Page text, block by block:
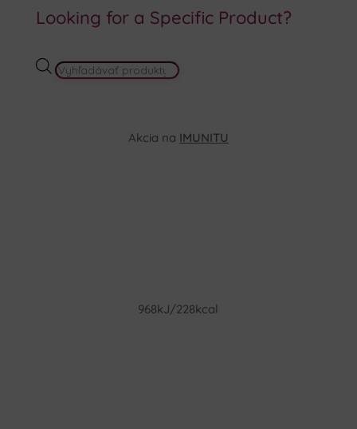
Looking for a Specific Product?
PRODUCTS
Akcia na IMUNITU
968kJ/228kcal